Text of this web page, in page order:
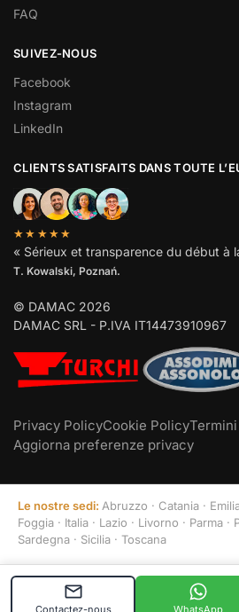
FAQ
SUIVEZ-NOUS
Facebook
Instagram
LinkedIn
CLIENTS SATISFAITS DANS TOUTE
★★★★★
« Sérieux et transparence du début à
T. Kowalski, Poznań.
© DAMAC 2026
DAMAC SRL - P.IVA IT14473910967
Privacy PolicyCookie Policy
Aggiorna preferenze privacy
Contactez-nous WhatsApp
Le nostre sedi: Abruzzo · Catania ·
Foggia · Italia · Lazio · Livorno · Parma ·
Sardegna · Sicilia · Toscana